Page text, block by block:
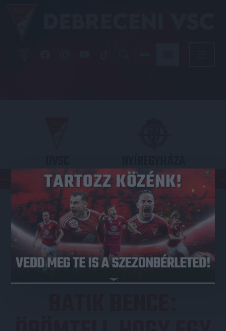
SPARTACUS
OTP BANK LIGA 3. FORDULÓ
2026.08.09. - 17:30 Nagyerdei Stadion
JEGYVÁSÁRLÁS
×